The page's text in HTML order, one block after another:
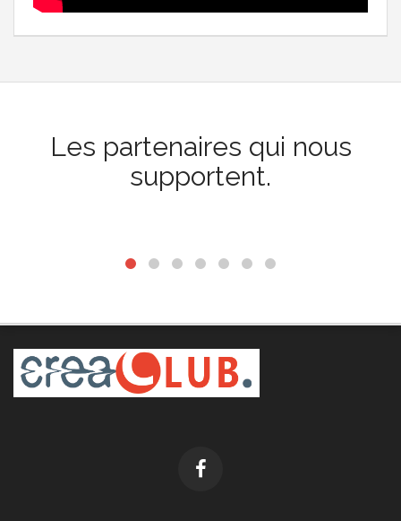
Les partenaires qui nous
supportent.